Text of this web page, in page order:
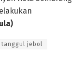
tanggul jebol